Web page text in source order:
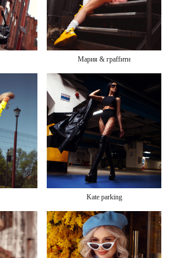
Мария & граffити
Kate parking